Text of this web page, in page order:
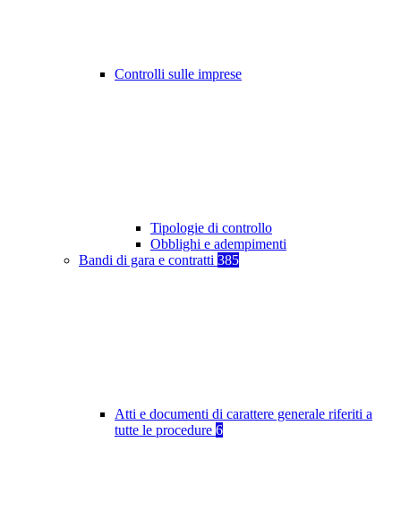
Controlli sulle imprese
Tipologie di controllo
Obblighi e adempimenti
Bandi di gara e contratti 385
Atti e documenti di carattere generale riferiti a
tutte le procedure 6